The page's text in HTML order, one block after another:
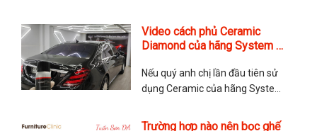
thêm dịch vụ sửa chữa nội thất,
sửa chữa ghế da hoặc sửa chữa
vụ. Hay những anh chị yêu thích
Video cách phủ Ceramic
Diamond của hãng System X
Nếu quý anh chị lần đầu tiên sử
dụng Ceramic của hãng System
phủ Ceramic này. TMA Store
Trường hợp nào nên bọc ghế